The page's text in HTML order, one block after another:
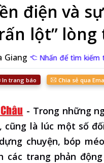
điện và
lột” lòng
Giang Nhấn để tìm kiếm
In trang báo Chia sẻ qua
- Trong những
cũng là lúc một số
chuyện, bóp
các trang phản